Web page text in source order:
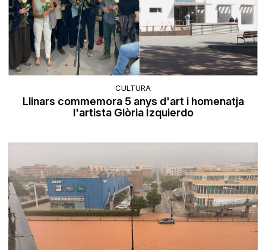
CULTURA
Llinars commemora 5 anys d'art i homenatja
l'artista Glòria Izquierdo